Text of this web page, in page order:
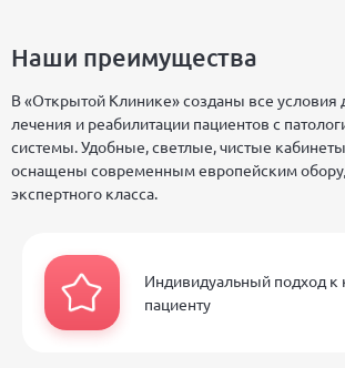
Наши преимущества
В «Открытой Клинике» созданы все условия
лечения и реабилитации пациентов с
системы. Удобные, светлые, чистые
оснащены современным европейским
экспертного класса.
Индивидуальный подход
пациенту